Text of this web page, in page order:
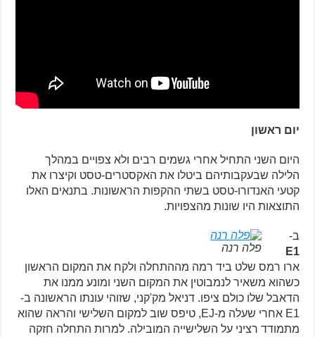
יום ראשון
היום השני התחיל אחרי גשמים רבים ולא צפויים במהלך
הלילה שבעקבותיהם ביטלו את האקסטרים-טסט וקיצרו את
קטעי האנדורו-טסט בשתי ההקפות הראשונות. בתנאים האלו
התוצאות היו שונות מהצפויות.
פלה רנה
ב-
E1
ארו רמס שלט ביד רמה מההתחלה ולקח את המקום הראשון
כשהוא משאיר לנמבוטין את המקום השני ומונע ממנו את
הדאבל שלו כולם ציפו. דניאל מק'קני, שזוהי עונתו הראשונה ב-
E1 אחרי שעלה מ-EJ, טיפס שוב למקום השלישי והראה שהוא
מתמודד רציני על השלישייה המובילה. למרות התחלה חזקה